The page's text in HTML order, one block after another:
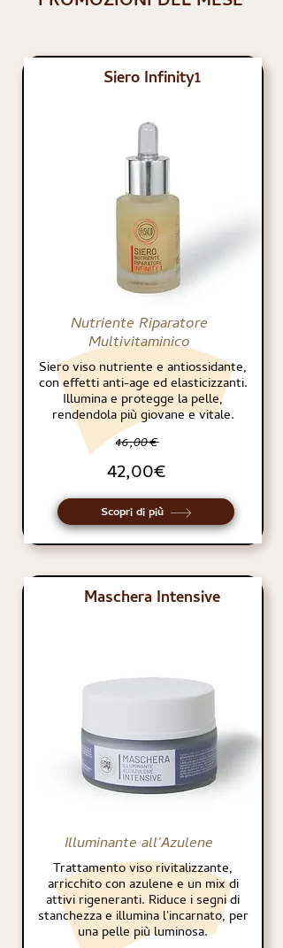
Siero Infinity1
Nutriente Riparatore
Multivitaminico
Siero viso nutriente e antiossidante,
con effetti anti-age ed elasticizzanti.
Illumina e protegge la pelle,
rendendola più giovane e vitale.
46,00€
42,00€
Scopri di più
Maschera Intensive
Illuminante all'Azulene
Trattamento viso rivitalizzante,
arricchito con azulene e un mix di
attivi rigeneranti. Riduce i segni di
stanchezza e illumina l'incarnato, per
una pelle più luminosa.